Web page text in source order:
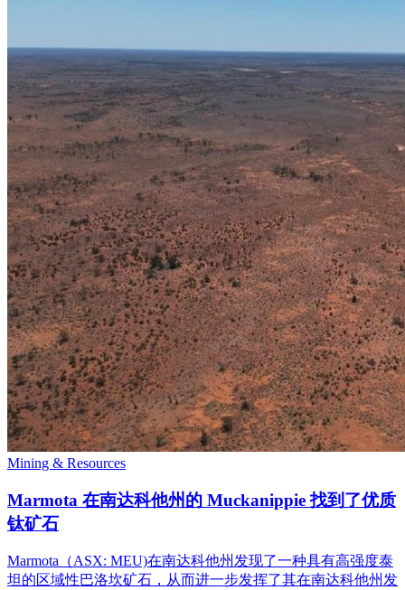
Mining & Resources
Marmota 在南达科他州的 Muckanippie 找到了优质
钛矿石
Marmota（ASX: MEU)在南达科他州发现了一种具有高强度泰
坦的区域性巴洛坎矿石，从而进一步发挥了其在南达科他州发